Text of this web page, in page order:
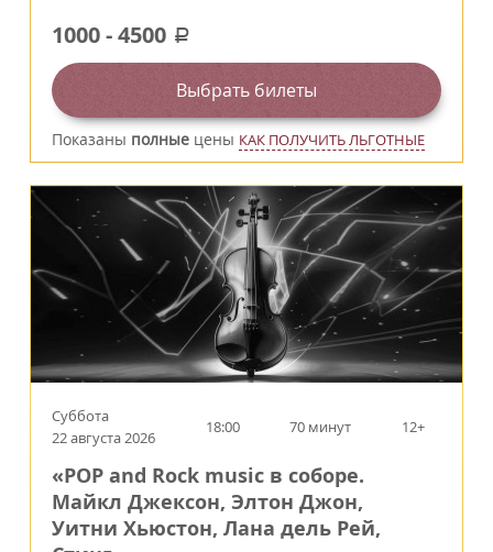
1000-4500 a
Выбрать билеты
Показаны полные цены КАК ПОЛУЧИТЬ ЛЬГОТНЫЕ
Суббота
22 августа 2026
18:00 70 минут 12+
«POP and Rock music в соборе.
Майкл Джексон, Элтон Джон,
Уитни Хьюстон, Лана дель Рей,